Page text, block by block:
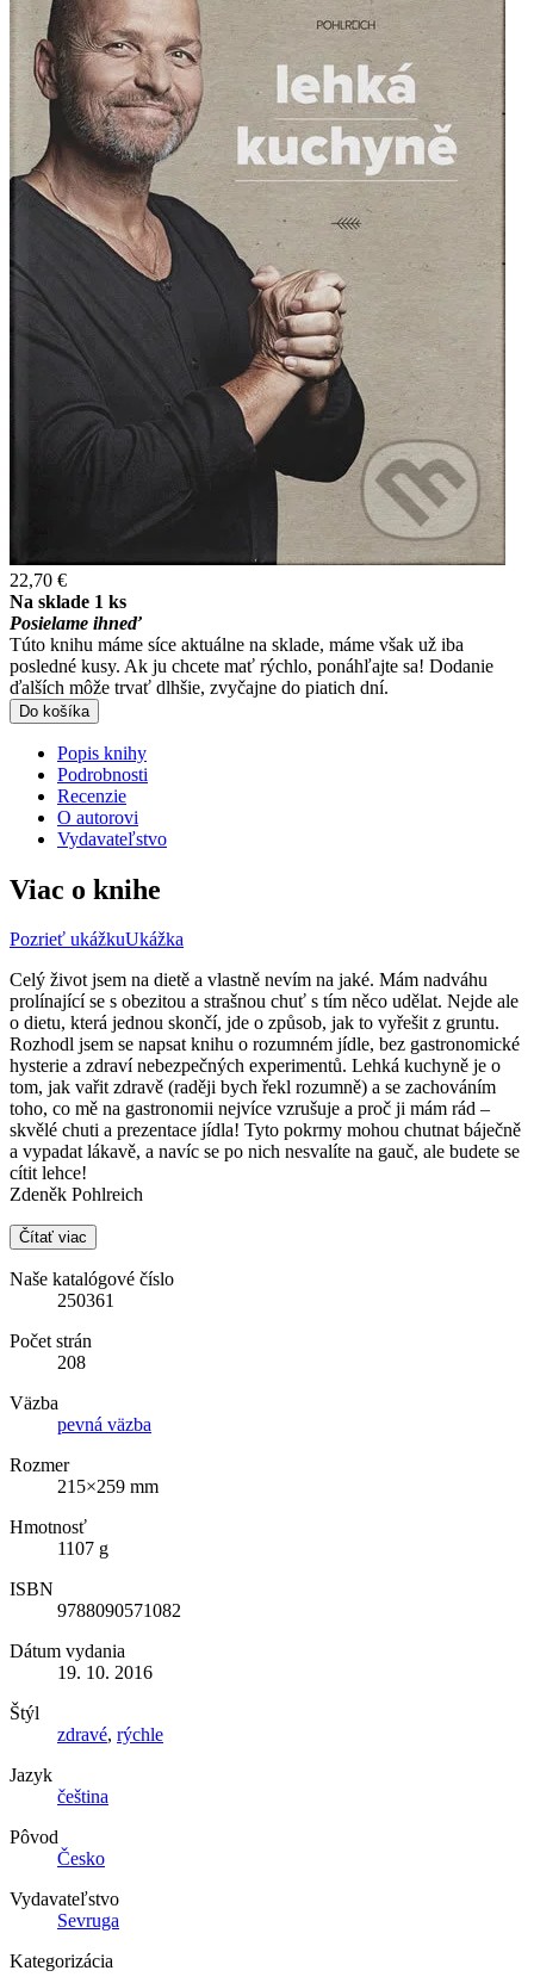
22,70 €
Na sklade 1 ks
Posielame ihneď
Túto knihu máme síce aktuálne na sklade, máme však už iba
posledné kusy. Ak ju chcete mať rýchlo, ponáhľajte sa! Dodanie
ďalších môže trvať dlhšie, zvyčajne do piatich dní.
Do košíka
Popis knihy
Podrobnosti
Recenzie
O autorovi
Vydavateľstvo
Viac o knihe
Pozrieť ukážkuUkážka
Celý život jsem na dietě a vlastně nevím na jaké. Mám nadváhu
prolínající se s obezitou a strašnou chuť s tím něco udělat. Nejde ale
o dietu, která jednou skončí, jde o způsob, jak to vyřešit z gruntu.
Rozhodl jsem se napsat knihu o rozumném jídle, bez gastronomické
hysterie a zdraví nebezpečných experimentů. Lehká kuchyně je o
tom, jak vařit zdravě (raději bych řekl rozumně) a se zachováním
toho, co mě na gastronomii nejvíce vzrušuje a proč ji mám rád –
skvělé chuti a prezentace jídla! Tyto pokrmy mohou chutnat báječně
a vypadat lákavě, a navíc se po nich nesvalíte na gauč, ale budete se
cítit lehce!
Zdeněk Pohlreich
Čítať viac
Naše katalógové číslo
250361
Počet strán
208
Väzba
pevná väzba
Rozmer
215×259 mm
Hmotnosť
1107 g
ISBN
9788090571082
Dátum vydania
19. 10. 2016
Štýl
zdravé, rýchle
Jazyk
čeština
Pôvod
Česko
Vydavateľstvo
Sevruga
Kategorizácia